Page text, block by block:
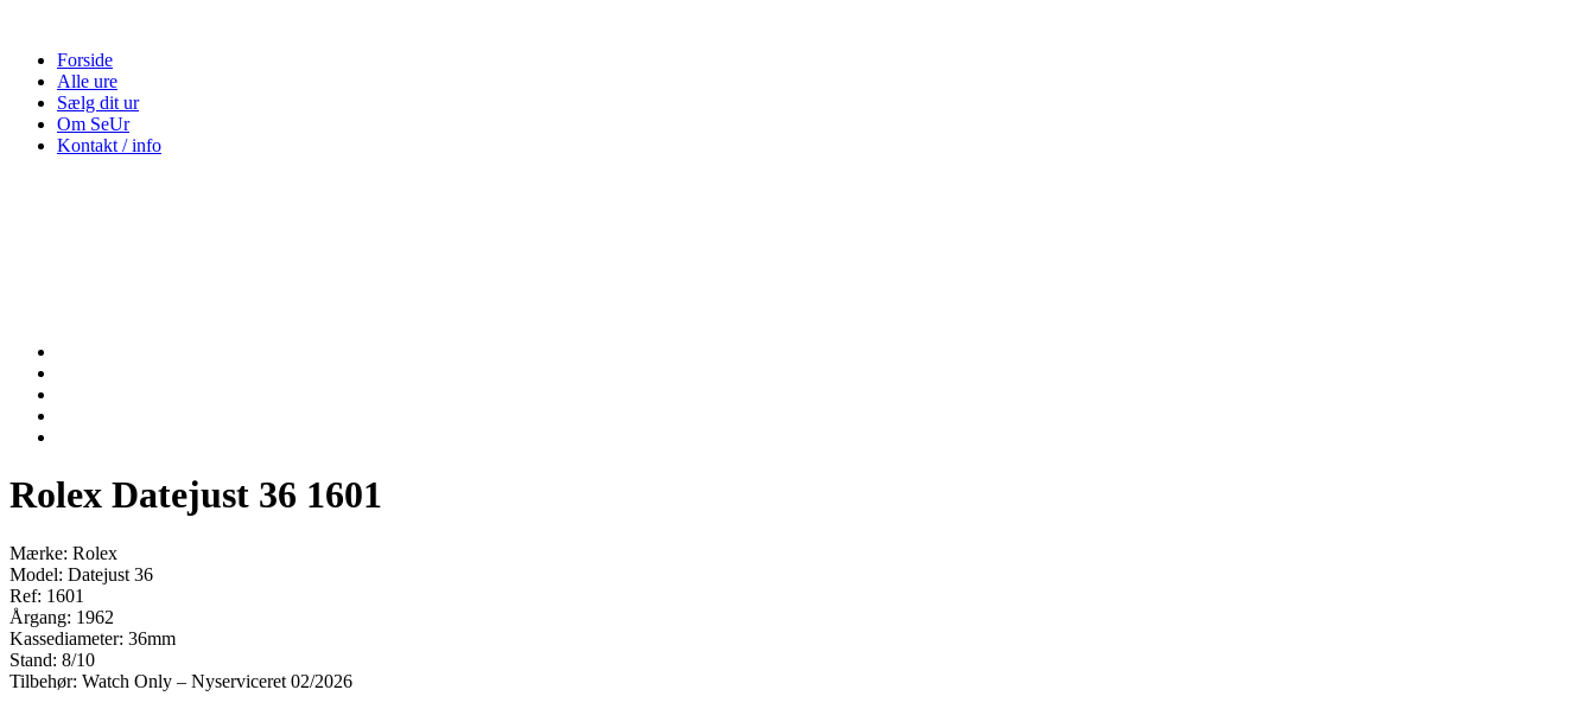
Forside
Alle ure
Sælg dit ur
Om SeUr
Kontakt / info
Rolex Datejust 36 1601
Mærke: Rolex
Model: Datejust 36
Ref: 1601
Årgang: 1962
Kassediameter: 36mm
Stand: 8/10
Tilbehør: Watch Only – Nyserviceret 02/2026